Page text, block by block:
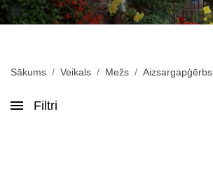
Sākums Veikals Mežs Aizsargapģērbs
Filtri